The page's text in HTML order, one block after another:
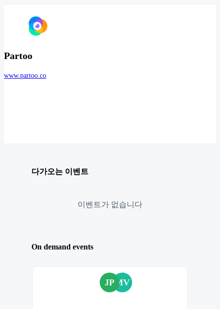
Partoo
www.partoo.co
다가오는 이벤트
이벤트가 없습니다
On demand events
JP MV